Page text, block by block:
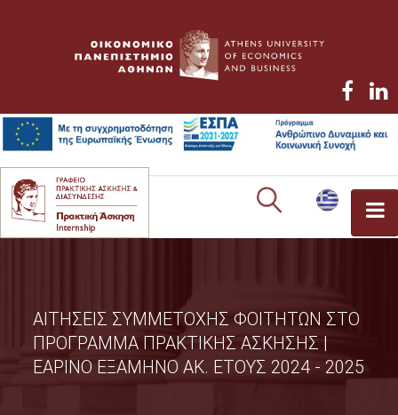
ΤΟ ΠΡΟΓΡΑΜΜΑ
ΝΟΜΟΘΕΣΙΑ
ΑΙΤΗΣΕΙΣ ΣΥΜΜΕΤΟΧΗΣ ΦΟΙΤΗΤΩΝ ΣΤΟ
ΠΡΟΓΡΑΜΜΑ ΠΡΑΚΤΙΚΗΣ ΑΣΚΗΣΗΣ |
ΕΑΡΙΝΟ ΕΞΑΜΗΝΟ ΑΚ. ΕΤΟΥΣ 2024 - 2025